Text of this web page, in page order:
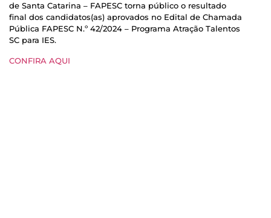
de Santa Catarina – FAPESC torna público o resultado
final dos candidatos(as) aprovados no Edital de Chamada
Pública FAPESC N.º 42/2024 – Programa Atração Talentos
SC para IES.
CONFIRA AQUI